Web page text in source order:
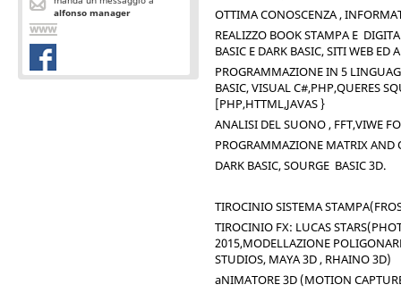
alfonso manager
OTTIMA CONOSCENZA ,
REALIZZO BOOK STAMPA E
BASIC E DARK BASIC, SITI WEB ED
PROGRAMMAZIONE IN 5
BASIC, VISUAL C#,PHP,QUERES
[PHP,HTTML,JAVAS }
ANALISI DEL SUONO , FFT,VIWE
PROGRAMMAZIONE MATRIX AND
DARK BASIC, SOURGE BASIC 3D.
TIROCINIO SISTEMA
TIROCINIO FX: LUCAS
2015,MODELLAZIONE
STUDIOS, MAYA 3D , RHAINO 3D)
aNIMATORE 3D (MOTION